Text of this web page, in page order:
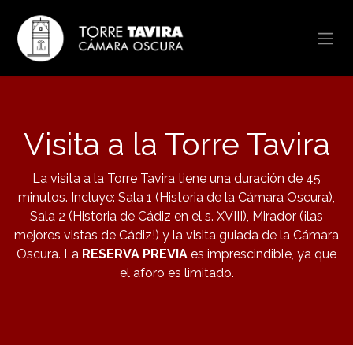
Visita a la Torre Tavira
La visita a la Torre Tavira tiene una duración de 45
minutos. Incluye: Sala 1 (Historia de la Cámara Oscura),
Sala 2 (Historia de Cádiz en el s. XVIII), Mirador (¡las
mejores vistas de Cádiz!) y la visita guiada de la Cámara
Oscura. La RESERVA PREVIA es imprescindible, ya que
el aforo es limitado.